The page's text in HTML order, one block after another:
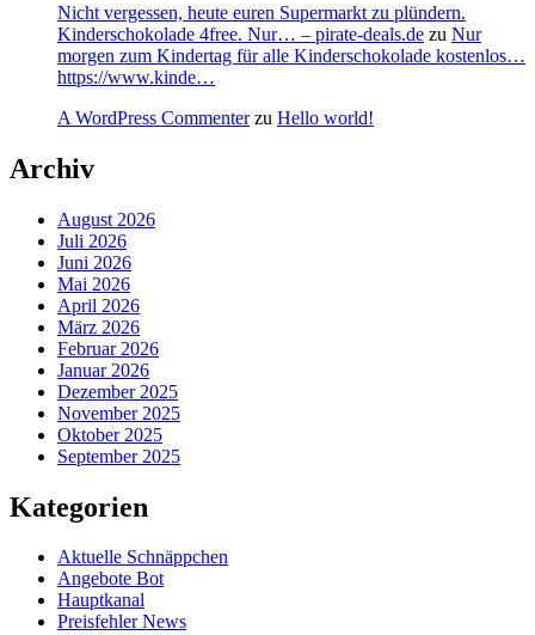
Nicht vergessen, heute euren Supermarkt zu plündern.
Kinderschokolade 4free. Nur… – pirate-deals.de zu Nur
morgen zum Kindertag für alle Kinderschokolade kostenlos…
https://www.kinde…
A WordPress Commenterzu Hello world!
Archiv
August 2026
Juli 2026
Juni 2026
Mai 2026
April 2026
März 2026
Februar 2026
Januar 2026
Dezember 2025
November 2025
Oktober 2025
September 2025
Kategorien
Aktuelle Schnäppchen
Angebote Bot
Hauptkanal
Preisfehler News